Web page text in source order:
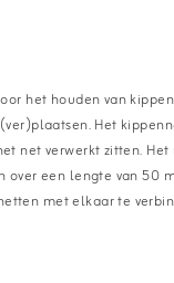
het houden van
Het
net verwerkt zitten.
over een lengte van 50
met elkaar te